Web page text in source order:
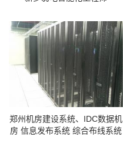
郑州机房建设系统、IDC数据机
房 信息发布系统 综合布线系统